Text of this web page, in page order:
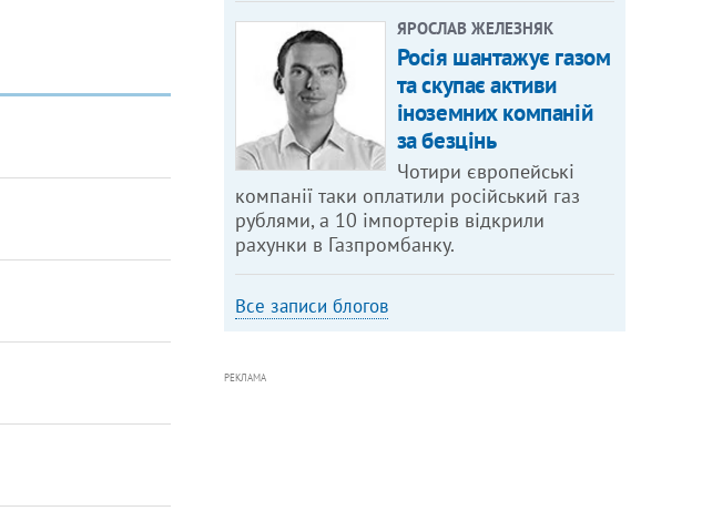
ЯРОСЛАВ ЖЕЛЕЗНЯК
Росія шантажує газом
та скупає активи
іноземних компаній
за безцінь
Чотири європейські
компанії таки оплатили російський газ
рублями, а 10 імпортерів відкрили
рахунки в Газпромбанку.
Все записи блогов
РЕКЛАМА